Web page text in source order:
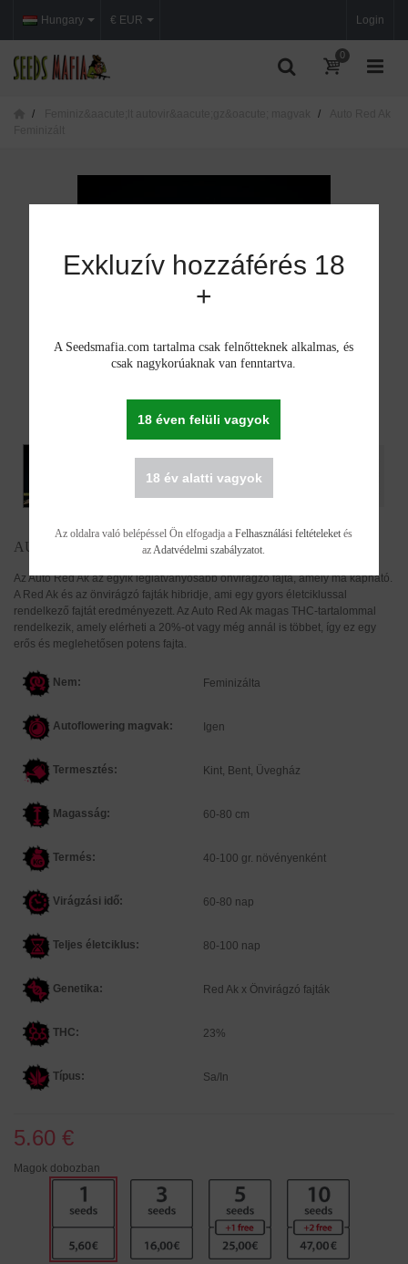
Hungary Login
€ EUR
0
AUTO RED AK FEMINIZÁLT
Az Auto Red Ak az egyik leglátványosabb önvirágzó fajta, amely ma kapható.
A Red Ak és az önvirágzó fajták hibridje, ami egy gyors életciklussal
rendelkező fajtát eredményezett. Az Auto Red Ak magas THC-tartalommal
rendelkezik, amely elérheti a 20%-ot vagy még annál is többet, így ez egy
erős és meglehetősen potens fajta.
Nem: Feminizálta
Autoflowering magvak: Igen
Termesztés: Kint, Bent, Üvegház
Magasság: 60-80 cm
Termés: 40-100 gr. növényenként
Virágzási idő: 60-80 nap
Teljes életciklus: 80-100 nap
Genetika: Red Ak x Önvirágzó fajták
THC: 23%
Típus: Sa/In
5.60 €
Magok dobozban
Exkluzív hozzáférés 18
+
A Seedsmafia.com tartalma csak felnőtteknek alkalmas, és
csak nagykorúaknak van fenntartva.
18 éven felüli vagyok
18 év alatti vagyok
Az oldalra való belépéssel Ön elfogadja aFelhasználási feltételeket és
azAdatvédelmi szabályzatot.